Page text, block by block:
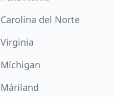
Carolina del Norte
Virginia
Míchigan
Máriland